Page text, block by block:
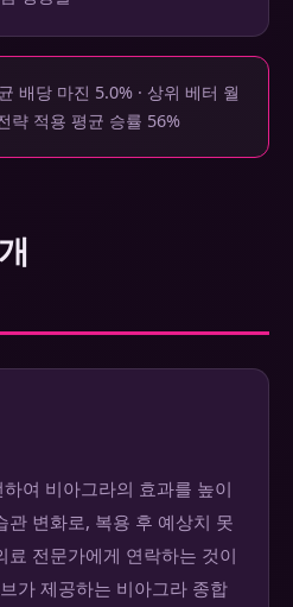
배당 마진 5.0% · 상위 베터 월
략 적용 평균 승률 56%
여 비아그라의 효과를 높이
관 변화로, 복용 후 예상치 못
료 전문가에게 연락하는 것이
가 제공하는 비아그라 종합